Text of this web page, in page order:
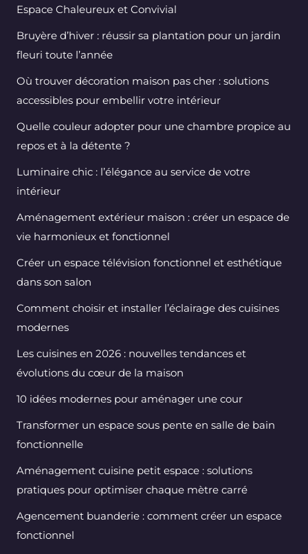
Espace Chaleureux et Convivial
Bruyère d’hiver : réussir sa plantation pour un jardin
fleuri toute l’année
Où trouver décoration maison pas cher : solutions
accessibles pour embellir votre intérieur
Quelle couleur adopter pour une chambre propice au
repos et à la détente ?
Luminaire chic : l’élégance au service de votre
intérieur
Aménagement extérieur maison : créer un espace de
vie harmonieux et fonctionnel
Créer un espace télévision fonctionnel et esthétique
dans son salon
Comment choisir et installer l’éclairage des cuisines
modernes
Les cuisines en 2026 : nouvelles tendances et
évolutions du cœur de la maison
10 idées modernes pour aménager une cour
Transformer un espace sous pente en salle de bain
fonctionnelle
Aménagement cuisine petit espace : solutions
pratiques pour optimiser chaque mètre carré
Agencement buanderie : comment créer un espace
fonctionnel